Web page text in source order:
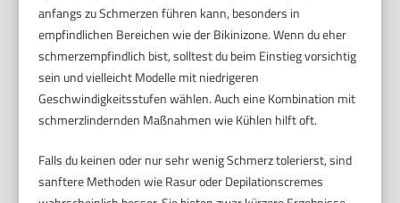
anfangs zu Schmerzen führen kann, besonders in
empfindlichen Bereichen wie der Bikinizone. Wenn du eher
schmerzempfindlich bist, solltest du beim Einstieg vorsichtig
sein und vielleicht Modelle mit niedrigeren
Geschwindigkeitsstufen wählen. Auch eine Kombination mit
schmerzlindernden Maßnahmen wie Kühlen hilft oft.
Falls du keinen oder nur sehr wenig Schmerz tolerierst, sind
sanftere Methoden wie Rasur oder Depilationscremes